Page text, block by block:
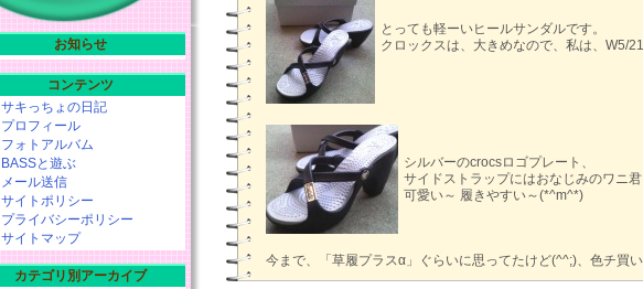
とっても軽ーいヒールサンダルです。
クロックスは、大きめなので、私は、W5/
シルバーのcrocsロゴプレート、
サイドストラップにはおなじみのワニ君
可愛い～ 履きやすい～(*^m^*)
今まで、「草履プラスα」ぐらいに思ってたけど(^^;)、色チ買い
お知らせ
コンテンツ
サキっちょの日記
プロフィール
フォトアルバム
BASSと遊ぶ
メール送信
サイトポリシー
プライバシーポリシー
サイトマップ
カテゴリ別アーカイブ